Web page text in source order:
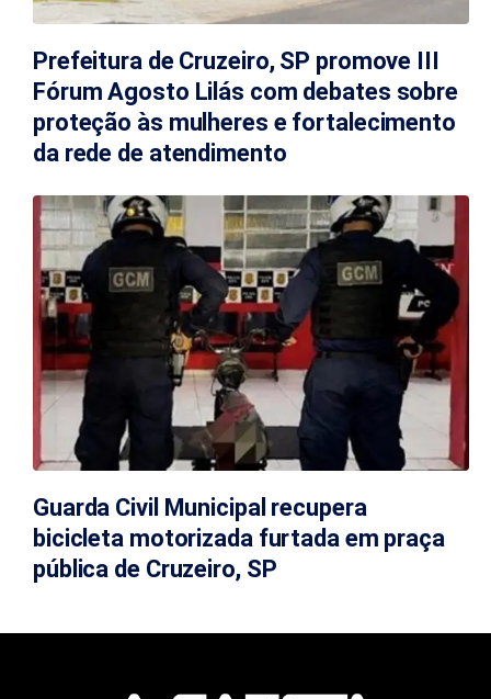
Prefeitura de Cruzeiro, SP promove III
Fórum Agosto Lilás com debates sobre
proteção às mulheres e fortalecimento
da rede de atendimento
Guarda Civil Municipal recupera
bicicleta motorizada furtada em praça
pública de Cruzeiro, SP